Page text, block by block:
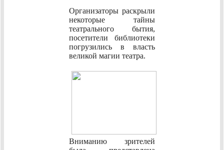
Организаторы раскрыли
некоторые тайны
театрального бытия,
посетители библиотеки
погрузились в власть
великой магии театра.
Вниманию зрителей